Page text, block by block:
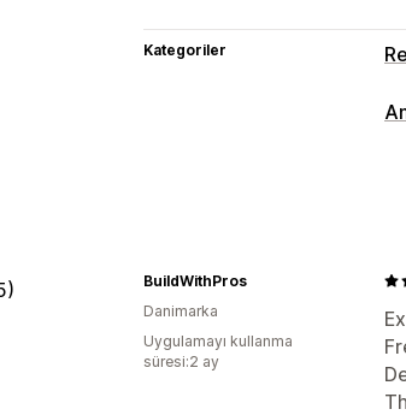
Kategoriler
BuildWithPros
Danimarka
Uygulamayı kullanma
süresi:2 ay